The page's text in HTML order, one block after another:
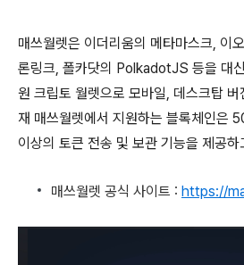
매쓰월렛은 이더리움의 메타마스크, 이
론링크, 폴카닷의 PolkadotJS 등을 대
원 크립토 월렛으로 모바일, 데스크탑
재 매쓰월렛에서 지원하는 블록체인은
이상의 토큰 전송 및 보관 기능을 제공하
매쓰월렛 공식 사이트 : https://